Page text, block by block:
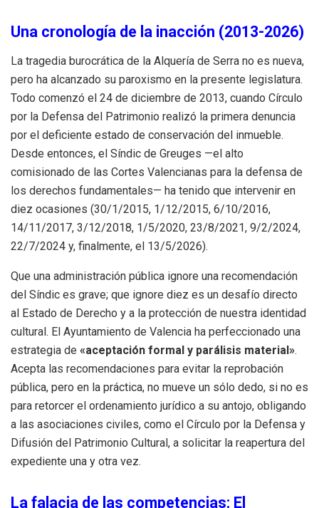
Una cronología de la inacción (2013-2026)
La tragedia burocrática de la Alquería de Serra no es nueva,
pero ha alcanzado su paroxismo en la presente legislatura.
Todo comenzó el 24 de diciembre de 2013, cuando Círculo
por la Defensa del Patrimonio realizó la primera denuncia
por el deficiente estado de conservación del inmueble.
Desde entonces, el Síndic de Greuges —el alto
comisionado de las Cortes Valencianas para la defensa de
los derechos fundamentales— ha tenido que intervenir en
diez ocasiones (30/1/2015, 1/12/2015, 6/10/2016,
14/11/2017, 3/12/2018, 1/5/2020, 23/8/2021, 9/2/2024,
22/7/2024 y, finalmente, el 13/5/2026).
Que una administración pública ignore una recomendación
del Síndic es grave; que ignore diez es un desafío directo
al Estado de Derecho y a la protección de nuestra identidad
cultural. El Ayuntamiento de Valencia ha perfeccionado una
estrategia de «aceptación formal y parálisis material».
Acepta las recomendaciones para evitar la reprobación
pública, pero en la práctica, no mueve un sólo dedo, si no es
para retorcer el ordenamiento jurídico a su antojo, obligando
a las asociaciones civiles, como el Círculo por la Defensa y
Difusión del Patrimonio Cultural, a solicitar la reapertura del
expediente una y otra vez.
La falacia de las competencias: El